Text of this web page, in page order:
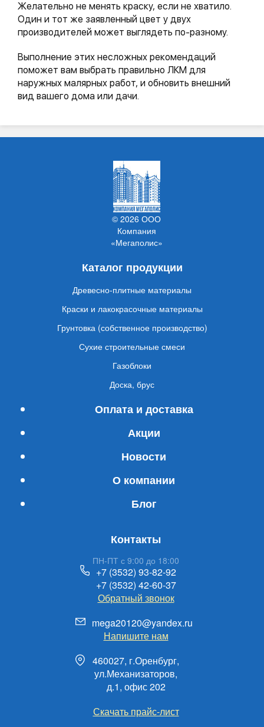
Желательно не менять краску, если не хватило.
Один и тот же заявленный цвет у двух
производителей может выглядеть по-разному.
Выполнение этих несложных рекомендаций
поможет вам выбрать правильно ЛКМ для
наружных малярных работ, и обновить внешний
вид вашего дома или дачи.
© 2026 ООО
Компания
«Мегаполис»
Каталог продукции
Древесно-плитные материалы
Краски и лакокрасочные материалы
Грунтовка (собственное производство)
Сухие строительные смеси
Газоблоки
Доска, брус
Оплата и доставка
Акции
Новости
О компании
Блог
Контакты
ПН-ПТ с 9:00 до 18:00
+7 (3532) 93-82-92
+7 (3532) 42-60-37
Обратный звонок
mega20120@yandex.ru
Напишите нам
460027, г.Оренбург,
ул.Механизаторов,
д.1, офис 202
Скачать прайс-лист